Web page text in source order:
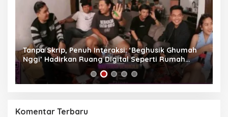
Tanpa Skrip, Penuh Interaksi: ‘Beghusik Ghumah
Nggi’ Hadirkan Ruang Digital Seperti Rumah
Sendiri
Komentar Terbaru